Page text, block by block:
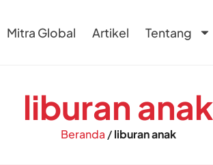
Mitra Global Artikel Tentang
liburan anak
Beranda /liburan anak